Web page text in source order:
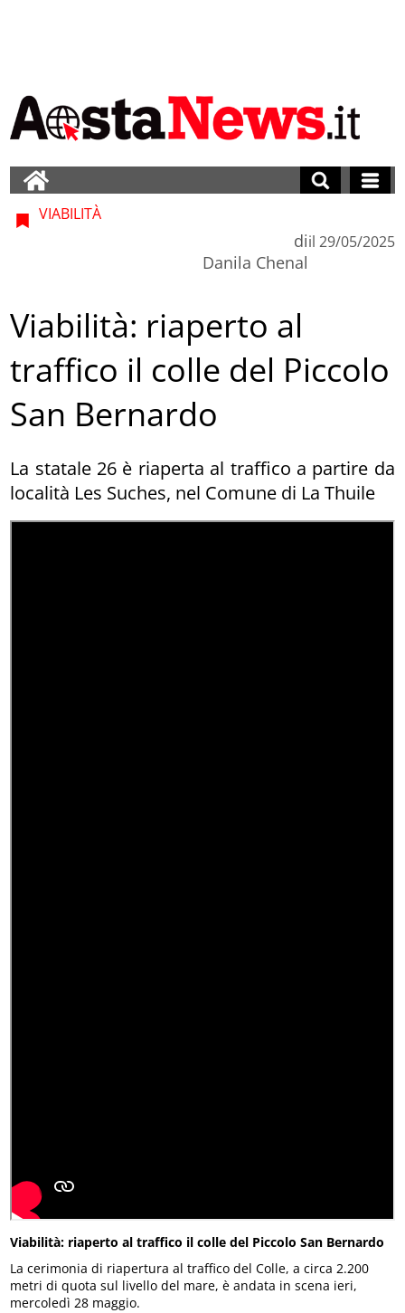
VIABILITÀ
di
Danila Chenal
il 29/05/2025
Viabilità: riaperto al
traffico il colle del Piccolo
San Bernardo
La statale 26 è riaperta al traffico a partire da
località Les Suches, nel Comune di La Thuile
Viabilità: riaperto al traffico il colle del Piccolo San Bernardo
La cerimonia di riapertura al traffico del Colle, a circa 2.200
metri di quota sul livello del mare, è andata in scena ieri,
mercoledì 28 maggio.